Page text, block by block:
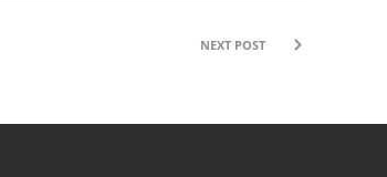
NEXT POST